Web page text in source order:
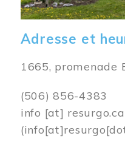
Adresse et
1665, promenade
(506) 856-4383
info [at] resurgo.ca